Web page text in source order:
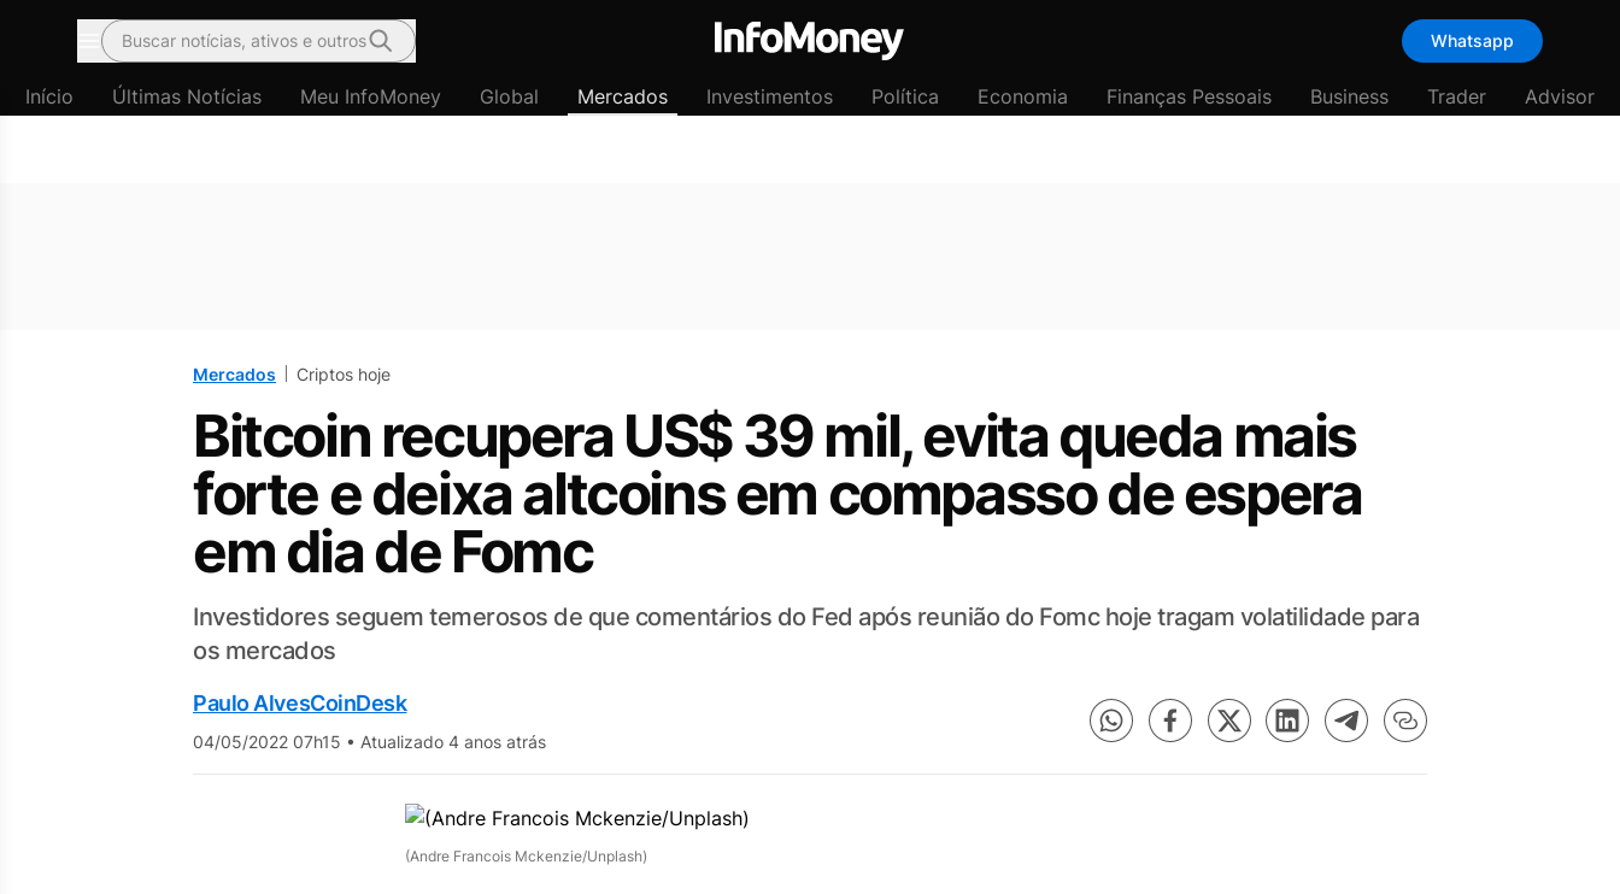
Menu
Buscar notícias, ativos e outros Whatsapp
Início Últimas Notícias Meu InfoMoney Global Mercados Investimentos Política Economia Finanças Pessoais Business Trader Advisor
Mercados Criptos hoje
Bitcoin recupera US$ 39 mil, evita queda mais
forte e deixa altcoins em compasso de espera
em dia de Fomc
Investidores seguem temerosos de que comentários do Fed após reunião do Fomc hoje tragam volatilidade para
os mercados
Paulo AlvesCoinDesk
04/05/2022 07h15 • Atualizado 4 anos atrás
(Andre Francois Mckenzie/Unplash)